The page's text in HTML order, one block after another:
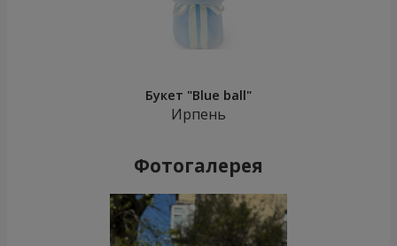
Букет "Blue ball"
Ирпень
Фотогалерея